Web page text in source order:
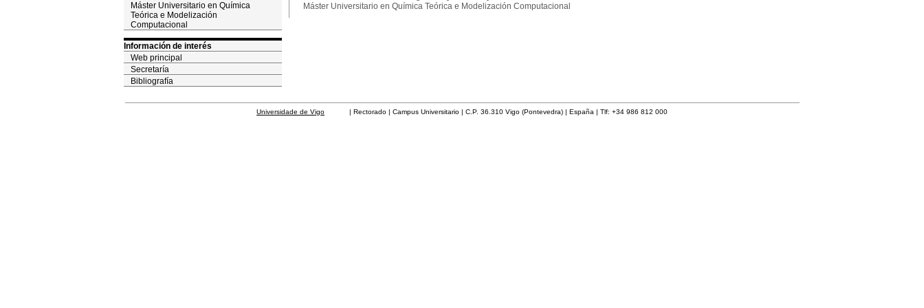
Máster Universitario en Química
Teórica e Modelización
Computacional
Información de interés
Web principal
Secretaría
Bibliografía
Máster Universitario en Química Teórica e Modelización Computacional
Universidade de Vigo | Rectorado | Campus Universitario | C.P. 36.310 Vigo (Pontevedra) | España | Tlf: +34 986 812 000